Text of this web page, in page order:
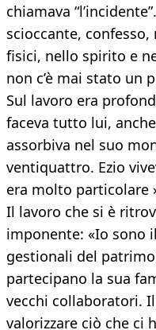
chiamava
scioccante,
fisici, nello spirito e
non c’è mai stato un
Sul lavoro era
faceva tutto lui,
assorbiva nel suo
ventiquattro. Ezio
era molto particolare
Il lavoro che si è
imponente: «Io sono
gestionali del
partecipano la sua
vecchi collaboratori.
valorizzare ciò che ci